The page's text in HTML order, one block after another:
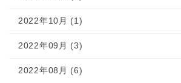
2022年10月 (1)
2022年09月 (3)
2022年08月 (6)